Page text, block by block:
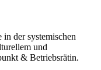
der systemischen
und
& Betriebsrätin.